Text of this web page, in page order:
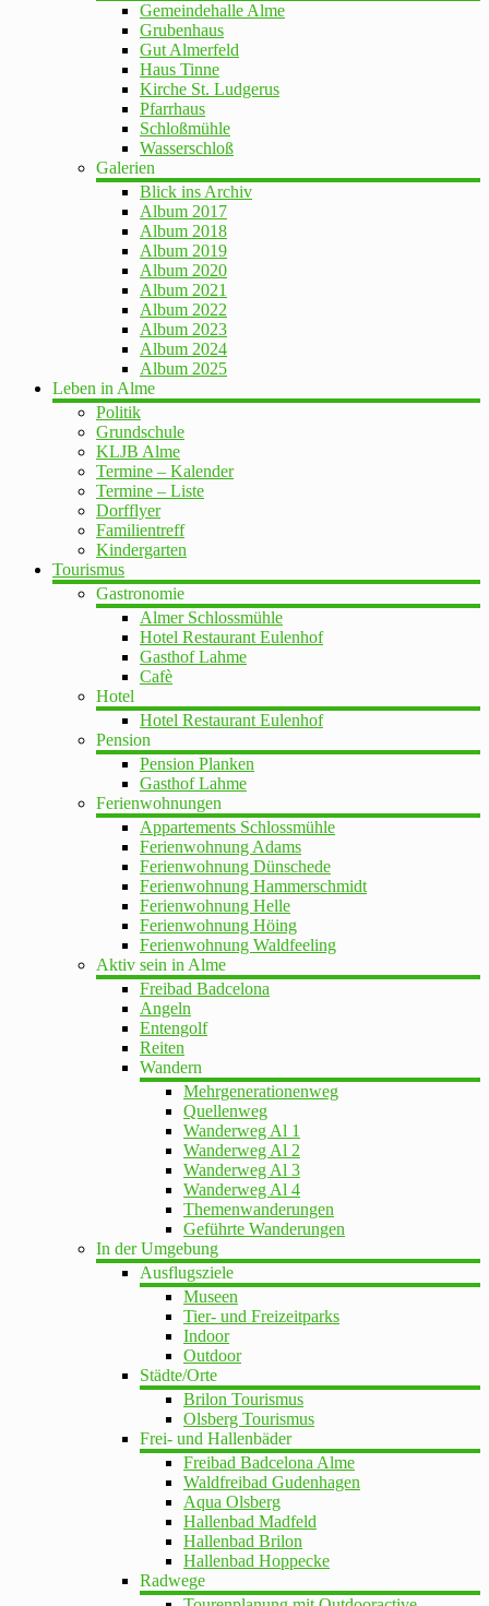
Gemeindehalle Alme
Grubenhaus
Gut Almerfeld
Haus Tinne
Kirche St. Ludgerus
Pfarrhaus
Schloßmühle
Wasserschloß
Galerien
Blick ins Archiv
Album 2017
Album 2018
Album 2019
Album 2020
Album 2021
Album 2022
Album 2023
Album 2024
Album 2025
Leben in Alme
Politik
Grundschule
KLJB Alme
Termine – Kalender
Termine – Liste
Dorfflyer
Familientreff
Kindergarten
Tourismus
Gastronomie
Almer Schlossmühle
Hotel Restaurant Eulenhof
Gasthof Lahme
Cafè
Hotel
Hotel Restaurant Eulenhof
Pension
Pension Planken
Gasthof Lahme
Ferienwohnungen
Appartements Schlossmühle
Ferienwohnung Adams
Ferienwohnung Dünschede
Ferienwohnung Hammerschmidt
Ferienwohnung Helle
Ferienwohnung Höing
Ferienwohnung Waldfeeling
Aktiv sein in Alme
Freibad Badcelona
Angeln
Entengolf
Reiten
Wandern
Mehrgenerationenweg
Quellenweg
Wanderweg Al 1
Wanderweg Al 2
Wanderweg Al 3
Wanderweg Al 4
Themenwanderungen
Geführte Wanderungen
In der Umgebung
Ausflugsziele
Museen
Tier- und Freizeitparks
Indoor
Outdoor
Städte/Orte
Brilon Tourismus
Olsberg Tourismus
Frei- und Hallenbäder
Freibad Badcelona Alme
Waldfreibad Gudenhagen
Aqua Olsberg
Hallenbad Madfeld
Hallenbad Brilon
Hallenbad Hoppecke
Radwege